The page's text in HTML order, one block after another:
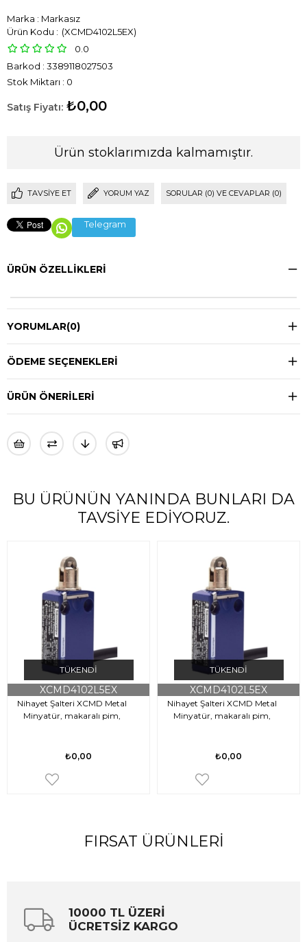
Marka : Markasız
(XCMD4102L5EX)
0.0
Barkod : 3389118027503
Stok Miktarı : 0
₺0,00
Ürün stoklarımızda kalmamıştır.
TAVSIYE ET YORUM YAZ SORULAR (0) VE CEVAPLAR (0)
Telegram
ÜRÜN ÖZELLIKLERI
YORUMLAR(0)
ÖDEME SEÇENEKLERI
ÜRÜN ÖNERILERI
BU ÜRÜNÜN YANINDA BUNLARI DA
TAVSIYE EDIYORUZ.
TÜKENDI
Nihayet Şalteri XCMD Metal
Minyatür, makaralı pim,
XCMD4102L5EX
₺0,00
TÜKENDI
Nihayet Şalteri XCMD Metal
Minyatür, makaralı pim,
XCMD4102L5EX
₺0,00
FIRSAT ÜRÜNLERI
10000 TL ÜZERİ
ÜCRETSİZ KARGO